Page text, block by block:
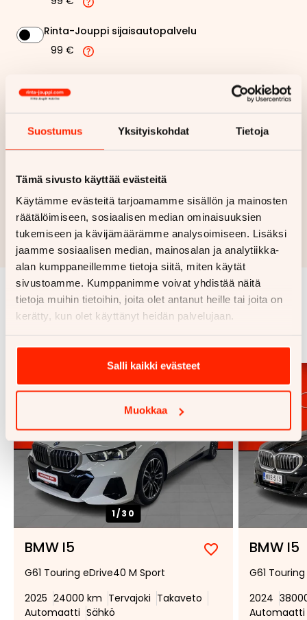
Suostumus Yksityiskohdat Tietoja
Tämä sivusto käyttää evästeitä
Käytämme evästeitä tarjoamamme sisällön ja mainosten
räätälöimiseen, sosiaalisen median ominaisuuksien
tukemiseen ja kävijämäärämme analysoimiseen. Lisäksi
jaamme sosiaalisen median, mainosalan ja analytiikka-
alan kumppaneillemme tietoja siitä, miten käytät
sivustoamme. Kumppanimme voivat yhdistää näitä
tietoja muihin tietoihin, joita olet antanut heille tai joita on
kerätty, kun olet käyttänyt heidän palvelujaan.
Salli kaikki evästeet
Muokkaa
Rinta-Jouppi sijaisautopalvelu
99 €
Kuukausierä 515,44 €
Hae rahoitustarjous
Rahoituslaskelma on suuntaa antava ja edellyttää hyväksytyn
luottopäätöksen ja kaskovakuutuksen.
Samankaltaisia ajoneuvoja
1/30
BMW I5
Lisää
suosikiksi
Poista
suosikeista
G61 Touring eDrive40 M Sport
2025 24000 km Tervajoki Takaveto
Automaatti Sähkö
BMW I5
G61
2024
Automaatti